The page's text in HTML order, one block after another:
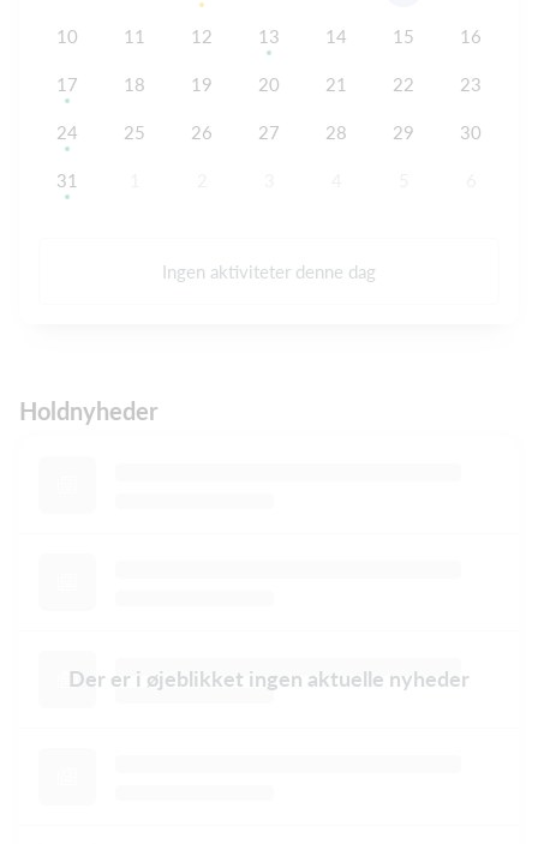
10 11 12 13 14 15 16
17 18 19 20 21 22 23
24 25 26 27 28 29 30
31
Ingen aktiviteter denne dag
Holdnyheder
Der er i øjeblikket ingen aktuelle nyheder